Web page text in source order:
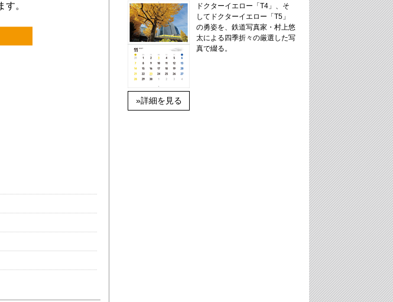
。
»詳細を見る
ドクターイエロー「T4」、そ
してドクターイエロー「T5」
の勇姿を、鉄道写真家・村上悠
太による四季折々の厳選した写
真で綴る。